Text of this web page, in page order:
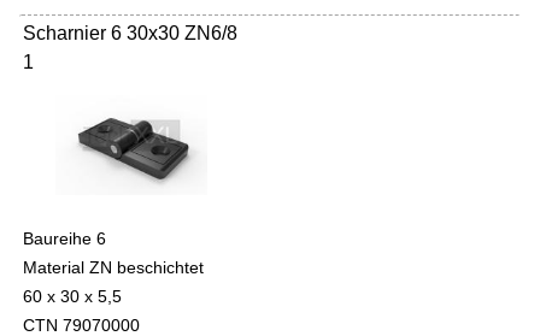
Scharnier 6 30x30 ZN6/8
1
Baureihe 6
Material ZN beschichtet
60 x 30 x 5,5
CTN 79070000